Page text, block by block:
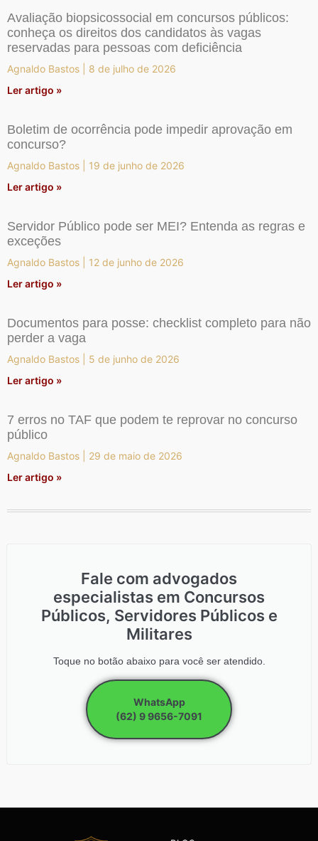
Avaliação biopsicossocial em concursos públicos:
conheça os direitos dos candidatos às vagas
reservadas para pessoas com deficiência
Agnaldo Bastos
8 de julho de 2026
Ler artigo »
Boletim de ocorrência pode impedir aprovação em
concurso?
Agnaldo Bastos
19 de junho de 2026
Ler artigo »
Servidor Público pode ser MEI? Entenda as regras e
exceções
Agnaldo Bastos
12 de junho de 2026
Ler artigo »
Documentos para posse: checklist completo para não
perder a vaga
Agnaldo Bastos
5 de junho de 2026
Ler artigo »
7 erros no TAF que podem te reprovar no concurso
público
Agnaldo Bastos
29 de maio de 2026
Ler artigo »
Fale com advogados
especialistas em Concursos
Públicos, Servidores Públicos e
Militares
Toque no botão abaixo para você ser atendido.
WhatsApp
(62) 9 9656-7091